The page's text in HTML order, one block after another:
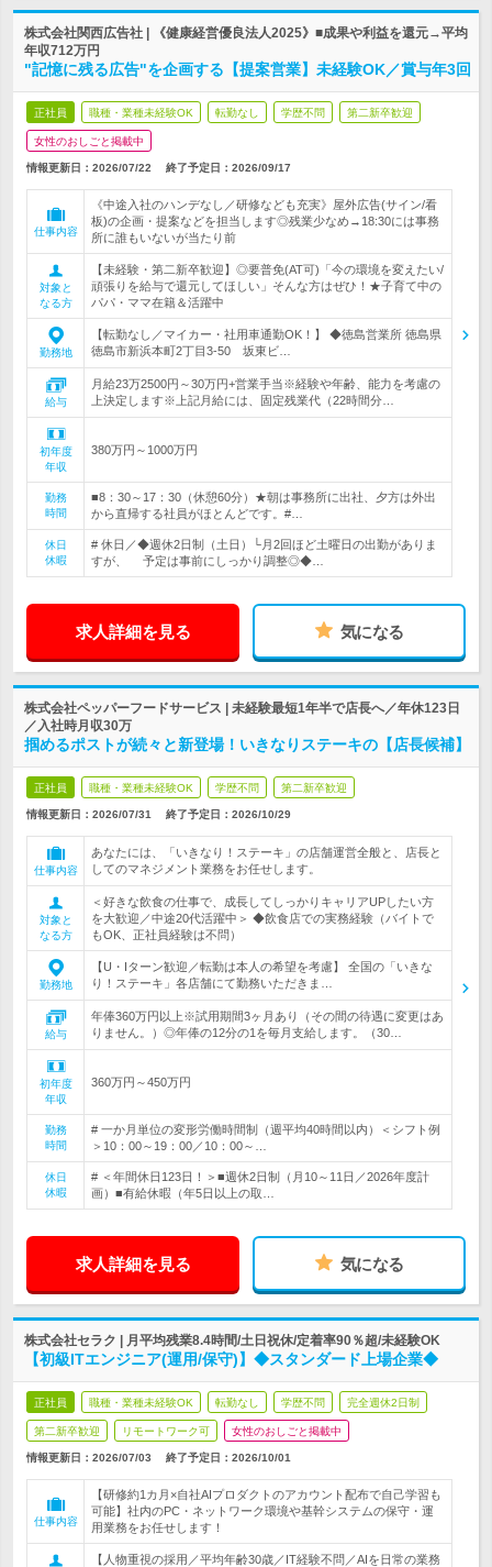
株式会社関西広告社 | 《健康経営優良法人2025》■成果や利益を還元→平均
年収712万円
"記憶に残る広告"を企画する【提案営業】未経験OK／賞与年3回
正社員 職種・業種未経験OK 転勤なし 学歴不問 第二新卒歓迎
女性のおしごと掲載中
情報更新日：2026/07/22 終了予定日： 2026/09/17
仕事内容
《中途入社のハンデなし／研修なども充実》屋外広告(サイン/看
板)の企画・提案などを担当します◎残業少なめ→18:30には事務
所に誰もいないが当たり前
対象と
なる方
【未経験・第二新卒歓迎】◎要普免(AT可)「今の環境を変えたい/
頑張りを給与で還元してほしい」そんな方はぜひ！★子育て中の
パパ・ママ在籍＆活躍中
勤務地
【転勤なし／マイカー・社用車通勤OK！】 ◆徳島営業所 徳島県
徳島市新浜本町2丁目3-50 坂東ビ…
給与
月給23万2500円～30万円+営業手当※経験や年齢、能力を考慮の
上決定します※上記月給には、固定残業代（22時間分…
初年度
年収
380万円～1000万円
勤務
時間
■8：30～17：30（休憩60分）★朝は事務所に出社、夕方は外出
から直帰する社員がほとんどです。#…
休日
休暇
# 休日／◆週休2日制（土日）└月2回ほど土曜日の出勤がありま
すが、 予定は事前にしっかり調整◎◆…
求人詳細を見る 気になる
株式会社ペッパーフードサービス | 未経験最短1年半で店長へ／年休123日
／入社時月収30万
掴めるポストが続々と新登場！いきなりステーキの【店長候補】
正社員 職種・業種未経験OK 学歴不問 第二新卒歓迎
情報更新日：2026/07/31 終了予定日： 2026/10/29
仕事内容
あなたには、「いきなり！ステーキ」の店舗運営全般と、店長と
してのマネジメント業務をお任せします。
対象と
なる方
＜好きな飲食の仕事で、成長してしっかりキャリアUPしたい方
を大歓迎／中途20代活躍中＞ ◆飲食店での実務経験（バイトで
もOK、正社員経験は不問）
勤務地
【U・Iターン歓迎／転勤は本人の希望を考慮】 全国の「いきな
り！ステーキ」各店舗にて勤務いただきま…
給与
年俸360万円以上※試用期間3ヶ月あり（その間の待遇に変更はあ
りません。）◎年俸の12分の1を毎月支給します。（30…
初年度
年収
360万円～450万円
勤務
時間
# 一か月単位の変形労働時間制（週平均40時間以内）＜シフト例
＞10：00～19：00／10：00～…
休日
休暇
# ＜年間休日123日！＞■週休2日制（月10～11日／2026年度計
画）■有給休暇（年5日以上の取…
求人詳細を見る 気になる
株式会社セラク | 月平均残業8.4時間/土日祝休/定着率90％超/未経験OK
【初級ITエンジニア(運用/保守)】◆スタンダード上場企業◆
正社員 職種・業種未経験OK 転勤なし 学歴不問 完全週休2日制
第二新卒歓迎 リモートワーク可 女性のおしごと掲載中
情報更新日：2026/07/03 終了予定日： 2026/10/01
仕事内容
【研修約1カ月×自社AIプロダクトのアカウント配布で自己学習も
可能】社内のPC・ネットワーク環境や基幹システムの保守・運
用業務をお任せします！
【人物重視の採用／平均年齢30歳／IT経験不問／AIを日常の業務